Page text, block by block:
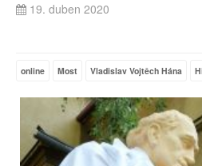
19. duben 2020
online Most Vladislav Vojtěch Hána